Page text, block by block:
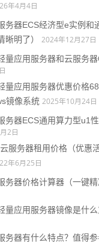
年4月4日
务器ECS经济型e实例和
晰明了）
2024年12月27日
量应用服务器和云服务器
量应用服务器优惠价格
镜像系统 2025年10月24日
务器ECS通用算力型u1
2日
服务器租用价格（优惠
年6月25日
务器价格计算器（一键精
量应用服务器镜像是什
务器有什么特点？值得